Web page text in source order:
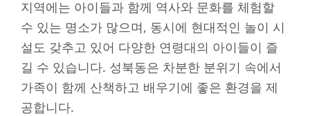
지역에는 아이들과 함께 역사와 문화를 체험할
수 있는 명소가 많으며, 동시에 현대적인 놀이 시
설도 갖추고 있어 다양한 연령대의 아이들이 즐
길 수 있습니다. 성북동은 차분한 분위기 속에서
가족이 함께 산책하고 배우기에 좋은 환경을 제
공합니다.